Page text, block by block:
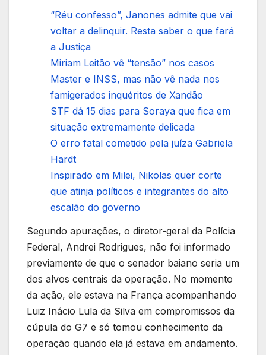
“Réu confesso”, Janones admite que vai
voltar a delinquir. Resta saber o que fará
a Justiça
Miriam Leitão vê “tensão” nos casos
Master e INSS, mas não vê nada nos
famigerados inquéritos de Xandão
STF dá 15 dias para Soraya que fica em
situação extremamente delicada
O erro fatal cometido pela juíza Gabriela
Hardt
Inspirado em Milei, Nikolas quer corte
que atinja políticos e integrantes do alto
escalão do governo
Segundo apurações, o diretor-geral da Polícia
Federal, Andrei Rodrigues, não foi informado
previamente de que o senador baiano seria um
dos alvos centrais da operação. No momento
da ação, ele estava na França acompanhando
Luiz Inácio Lula da Silva em compromissos da
cúpula do G7 e só tomou conhecimento da
operação quando ela já estava em andamento.